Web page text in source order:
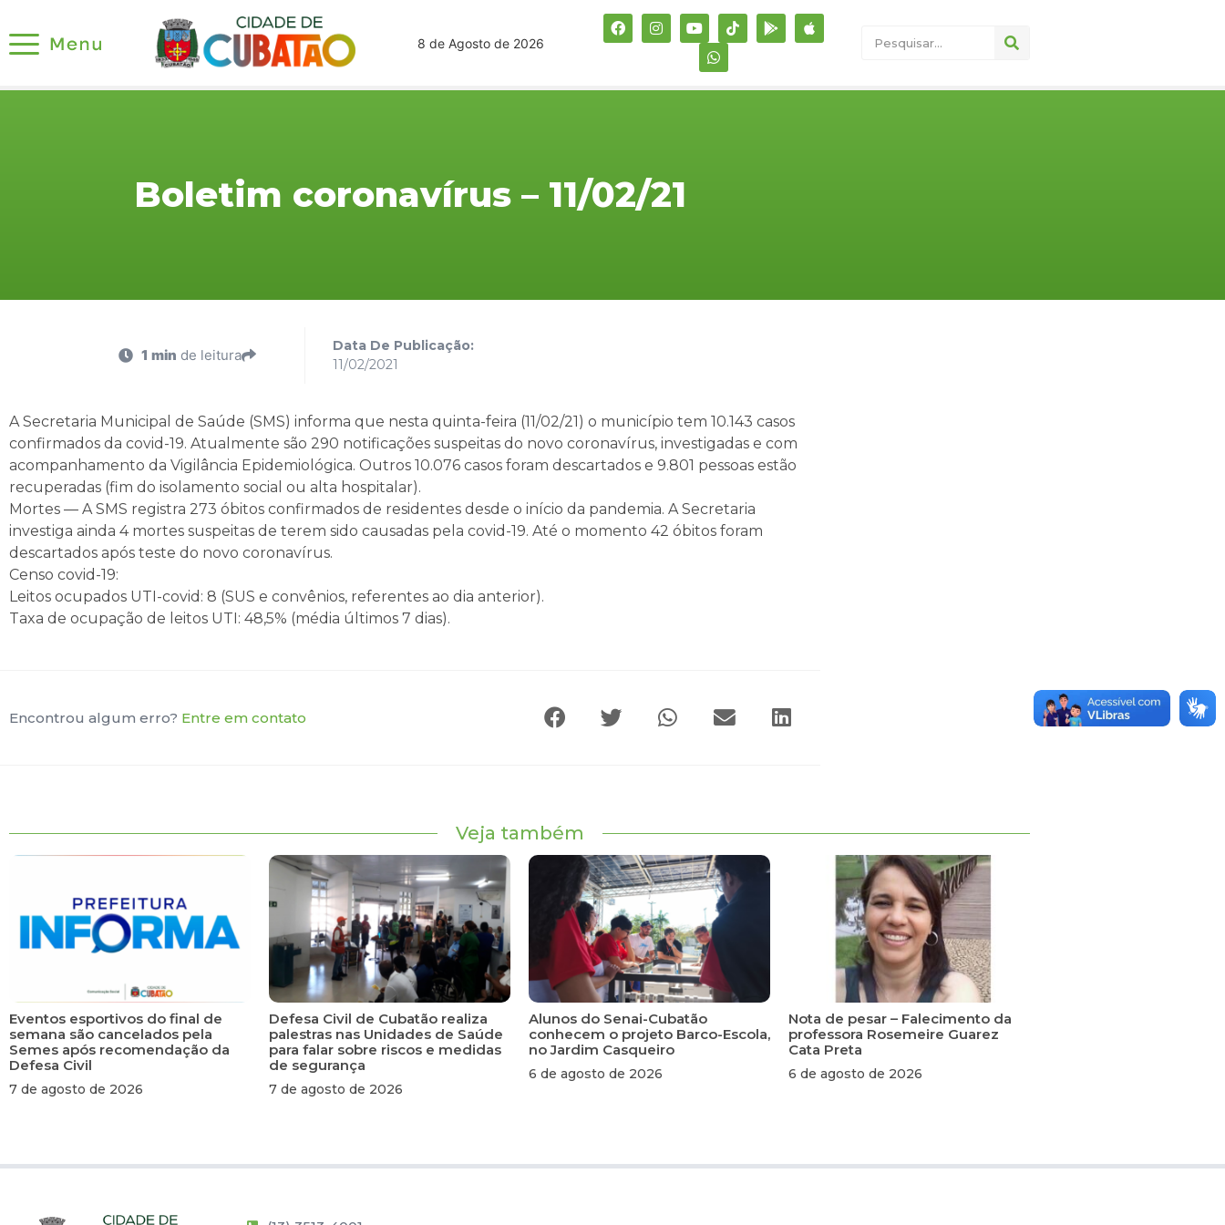
8 de Agosto de 2026
Boletim coronavírus – 11/02/21
1 min de leitura
Data De Publicação:
11/02/2021
A Secretaria Municipal de Saúde (SMS) informa que nesta quinta-feira (11/02/21) o município tem 10.143 casos
confirmados da covid-19. Atualmente são 290 notificações suspeitas do novo coronavírus, investigadas e com
acompanhamento da Vigilância Epidemiológica. Outros 10.076 casos foram descartados e 9.801 pessoas estão
recuperadas (fim do isolamento social ou alta hospitalar).
Mortes — A SMS registra 273 óbitos confirmados de residentes desde o início da pandemia. A Secretaria
investiga ainda 4 mortes suspeitas de terem sido causadas pela covid-19. Até o momento 42 óbitos foram
descartados após teste do novo coronavírus.
Censo covid-19:
Leitos ocupados UTI-covid: 8 (SUS e convênios, referentes ao dia anterior).
Taxa de ocupação de leitos UTI: 48,5% (média últimos 7 dias).
Encontrou algum erro? Entre em contato
Veja também
Eventos esportivos do final de
semana são cancelados pela
Semes após recomendação da
Defesa Civil
7 de agosto de 2026
Defesa Civil de Cubatão realiza
palestras nas Unidades de Saúde
para falar sobre riscos e medidas
de segurança
7 de agosto de 2026
Alunos do Senai-Cubatão
conhecem o projeto Barco-Escola,
no Jardim Casqueiro
6 de agosto de 2026
Nota de pesar – Falecimento da
professora Rosemeire Guarez
Cata Preta
6 de agosto de 2026